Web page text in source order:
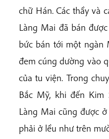
chữ Hán. Các thầy và
Làng Mai đã bán
bức bán tới một ngàn
đem cúng dường vào
của tu viện. Trong
Bắc Mỹ, khi đến Kim
Làng Mai cũng được
phải ở lều như trên